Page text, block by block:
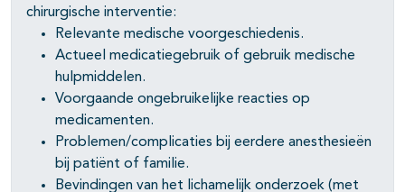
chirurgische interventie:
Relevante medische voorgeschiedenis.
Actueel medicatiegebruik of gebruik medische
hulpmiddelen.
Voorgaande ongebruikelijke reacties op
medicamenten.
Problemen/complicaties bij eerdere anesthesieën
bij patiënt of familie.
Bevindingen van het lichamelijk onderzoek (met